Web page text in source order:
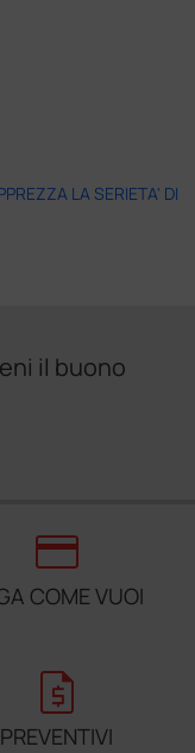
LA SERIETA' DI
il buono
credit_card
COME VUOI
request_quote
PREVENTIVI